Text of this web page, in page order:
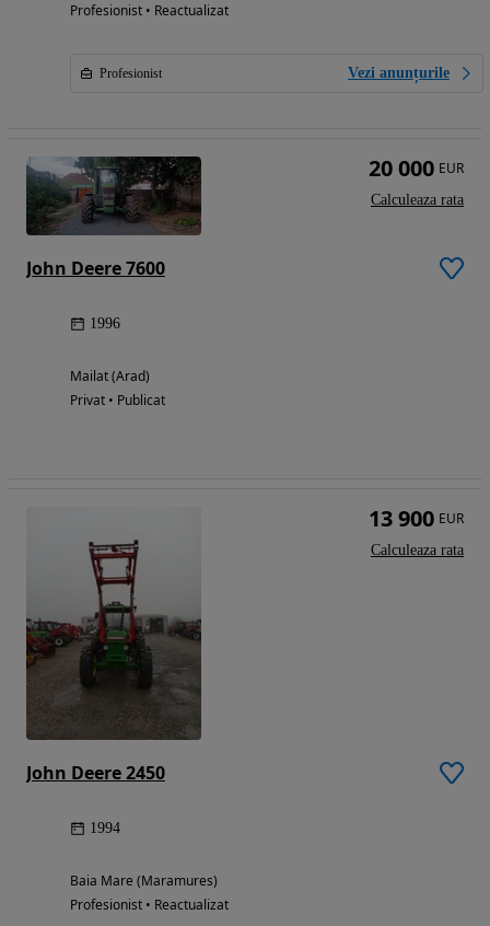
Profesionist • Reactualizat
Profesionist Vezi anunțurile
John Deere 7600
1996
Mailat (Arad)
Privat • Publicat
20 000 EUR
Calculeaza rata
John Deere 2450
1994
Baia Mare (Maramures)
Profesionist • Reactualizat
13 900 EUR
Calculeaza rata